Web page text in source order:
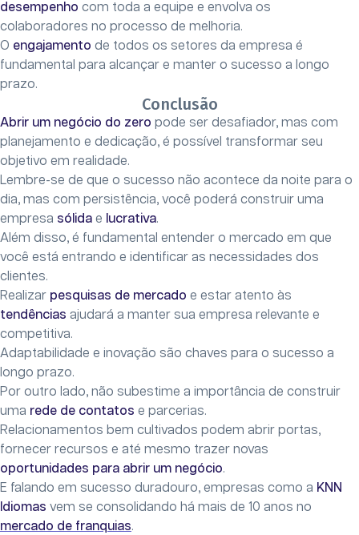
desempenho com toda a equipe e envolva os
colaboradores no processo de melhoria.
O engajamento de todos os setores da empresa é
fundamental para alcançar e manter o sucesso a longo
prazo.
Conclusão
Abrir um negócio do zero pode ser desafiador, mas com
planejamento e dedicação, é possível transformar seu
objetivo em realidade.
Lembre-se de que o sucesso não acontece da noite para o
dia, mas com persistência, você poderá construir uma
empresa sólida e lucrativa.
Além disso, é fundamental entender o mercado em que
você está entrando e identificar as necessidades dos
clientes.
Realizar pesquisas de mercado e estar atento às
tendências ajudará a manter sua empresa relevante e
competitiva.
Adaptabilidade e inovação são chaves para o sucesso a
longo prazo.
Por outro lado, não subestime a importância de construir
uma rede de contatos e parcerias.
Relacionamentos bem cultivados podem abrir portas,
fornecer recursos e até mesmo trazer novas
oportunidades para abrir um negócio.
E falando em sucesso duradouro, empresas como a KNN
Idiomas vem se consolidando há mais de 10 anos no
mercado de franquias.